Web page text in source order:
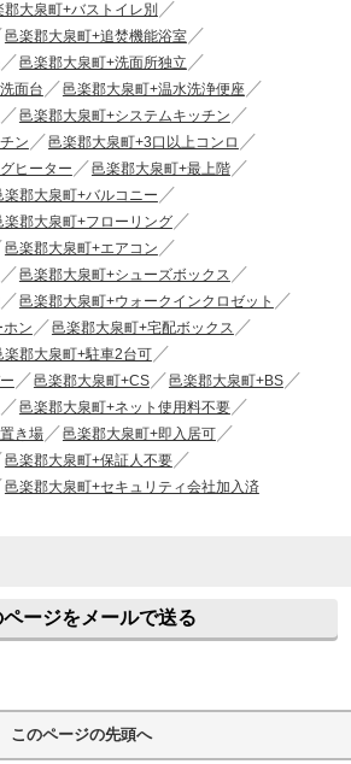
郡大泉町+バストイレ別
邑楽郡大泉町+追焚機能浴室
邑楽郡大泉町+洗面所独立
面台
邑楽郡大泉町+温水洗浄便座
邑楽郡大泉町+システムキッチン
ン
邑楽郡大泉町+3口以上コンロ
ヒーター
邑楽郡大泉町+最上階
楽郡大泉町+バルコニー
楽郡大泉町+フローリング
邑楽郡大泉町+エアコン
邑楽郡大泉町+シューズボックス
邑楽郡大泉町+ウォークインクロゼット
ン
邑楽郡大泉町+宅配ボックス
楽郡大泉町+駐車2台可
邑楽郡大泉町+CS
邑楽郡大泉町+BS
邑楽郡大泉町+ネット使用料不要
き場
邑楽郡大泉町+即入居可
邑楽郡大泉町+保証人不要
邑楽郡大泉町+セキュリティ会社加入済
ページをメールで送る
このページの先頭へ